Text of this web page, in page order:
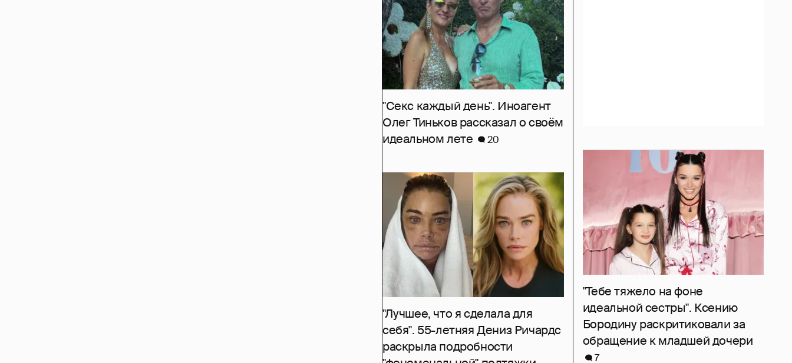
"Секс каждый день". Иноагент
Олег Тиньков рассказал о своём
идеальном лете
20
"Тебе тяжело на фоне
идеальной сестры". Ксению
Бородину раскритиковали за
обращение к младшей дочери
7
"Лучшее, что я сделала для
себя". 55-летняя Дениз Ричардс
раскрыла подробности